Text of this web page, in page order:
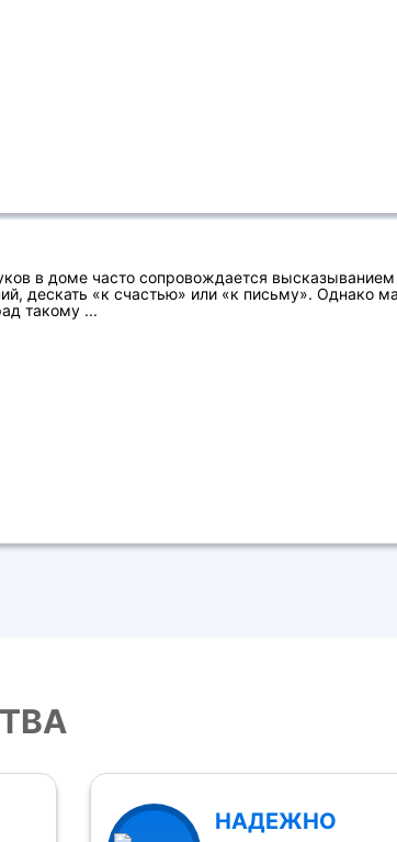
в доме часто сопровождается высказыванием
дескать «к счастью» или «к письму». Однако
такому ...
НАДЕЖНО